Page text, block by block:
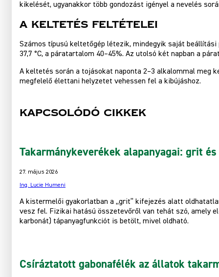
kikelését, ugyanakkor több gondozást igényel a nevelés
A keltetés feltételei
Számos típusú keltetőgép létezik, mindegyik saját
37,7 °C, a páratartalom 40–45%. Az utolsó két napban a
A keltetés során a tojásokat naponta 2–3 alkalommal meg
megfelelő élettani helyzetet vehessen fel a kibújáshoz.
Kapcsolódó cikkek
Takarmánykeverékek alapanyagai: grit és
27. május 2026
Ing. Lucie Humeni
A kistermelői gyakorlatban a „grit” kifejezés alatt
vesz fel. Fizikai hatású összetevőről van tehát szó, amely
karbonát) tápanyagfunkciót is betölt, mivel oldható.
Csíráztatott gabonafélék az állatok